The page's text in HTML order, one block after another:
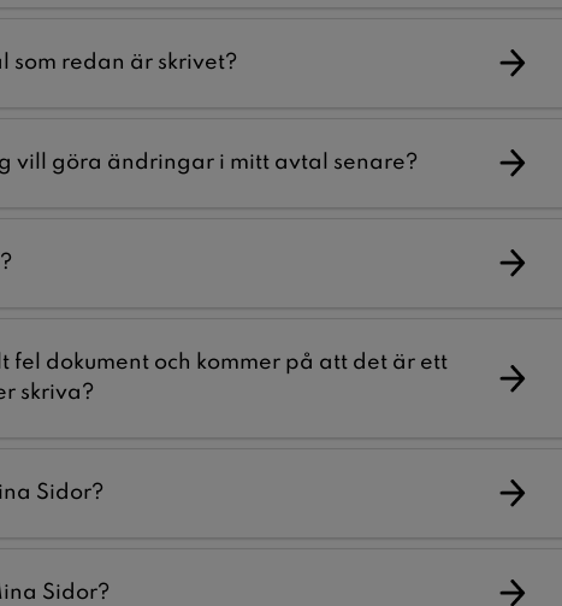
som redan är skrivet?
vill göra ändringar i mitt avtal senare?
fel dokument och kommer på att det är ett
skriva?
Sidor?
Sidor?